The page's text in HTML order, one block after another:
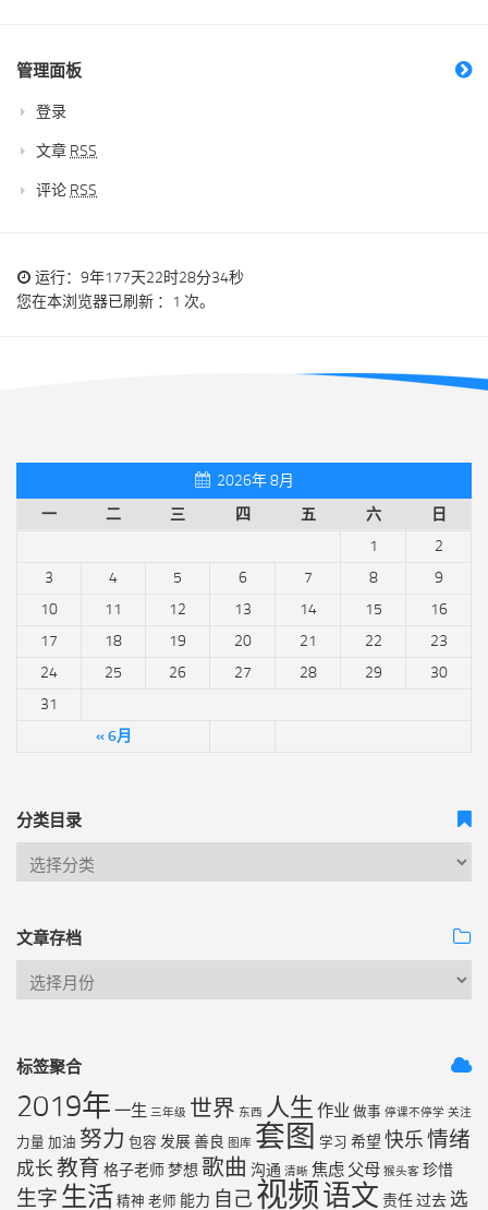
管理面板
登录
文章 RSS
评论 RSS
运行：9年177天22时28分34秒
您在本浏览器已刷新 ：1 次。
2026年 8月
一
二 三 四 五 六 日
« 6月
1
2
3
4 5 6 7 8
9
10
11 12 13 14 15
16
17
18 19 20 21 22
23
24
25 26 27 28 29
30
31
分类目录
文章存档
标签聚合
2019年 一生 三年级 世界 东西 人生 作业 做事 停课不停学 关注
力量 加油 努力 包容 发展善良 图库 套图 学习 希望 快乐情绪
成长 教育 格子老师梦想 歌曲 沟通 清晰 焦虑 父母 猴头客 珍惜
生字 生活 精神 老师 能力 自己 视频语文 责任过去 选